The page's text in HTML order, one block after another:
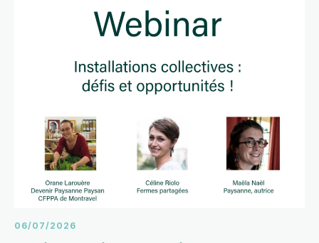
06/07/2026